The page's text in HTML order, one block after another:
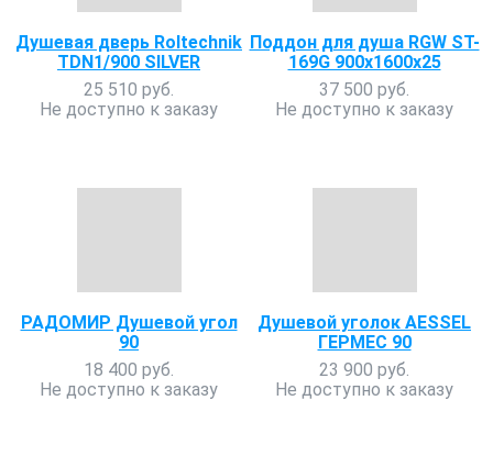
Душевая дверь Roltechnik
TDN1/900 SILVER
25 510 руб.
Не доступно к заказу
Поддон для душа RGW ST-
169G 900х1600х25
37 500 руб.
Не доступно к заказу
РАДОМИР Душевой угол
90
18 400 руб.
Не доступно к заказу
Душевой уголок AESSEL
ГЕРМЕС 90
23 900 руб.
Не доступно к заказу